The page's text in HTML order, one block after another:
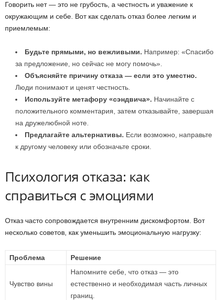
Говорить нет — это не грубость, а честность и уважение к
окружающим и себе. Вот как сделать отказ более легким и
приемлемым:
Будьте прямыми, но вежливыми. Например: «Спасибо
за предложение, но сейчас не могу помочь».
Объясняйте причину отказа — если это уместно.
Люди понимают и ценят честность.
Используйте метафору «сэндвича». Начинайте с
положительного комментария, затем отказывайте, завершая
на дружелюбной ноте.
Предлагайте альтернативы. Если возможно, направьте
к другому человеку или обозначьте сроки.
Психология отказа: как
справиться с эмоциями
Отказ часто сопровождается внутренним дискомфортом. Вот
несколько советов, как уменьшить эмоциональную нагрузку:
Проблема Решение
Чувство вины
Напомните себе, что отказ — это
естественно и необходимая часть личных
границ.